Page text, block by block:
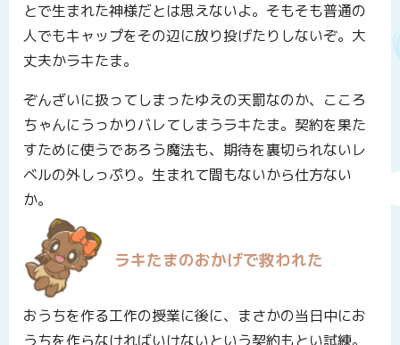
とで生まれた神様だとは思えないよ。そもそも普通の
人でもキャップをその辺に放り投げたりしないぞ。大
丈夫かラキたま。
ぞんざいに扱ってしまったゆえの天罰なのか、こころ
ちゃんにうっかりバレてしまうラキたま。契約を果た
すために使うであろう魔法も、期待を裏切られないレ
ベルの外しっぷり。生まれて間もないから仕方ない
か。
ラキたまのおかげで救われた
おうちを作る工作の授業に後に、まさかの当日中にお
うちを作らなければいけないという契約もとい試練。